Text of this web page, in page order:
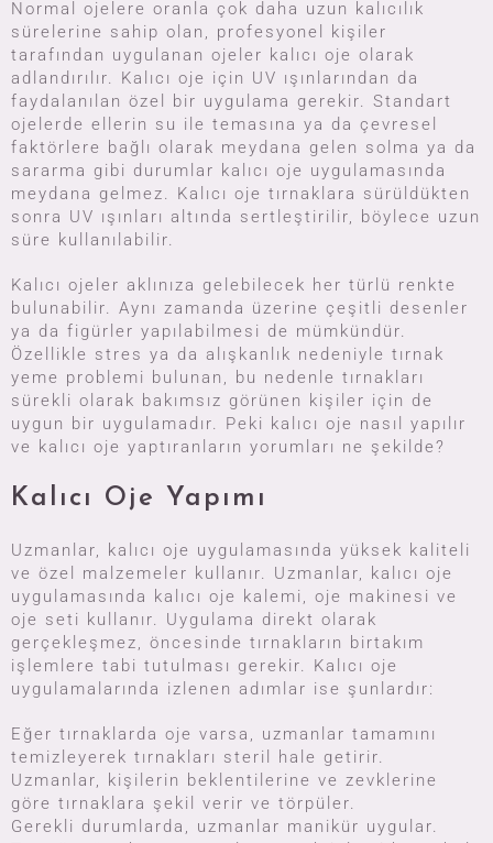
Normal ojelere oranla çok daha uzun kalıcılık
sürelerine sahip olan, profesyonel kişiler
tarafından uygulanan ojeler kalıcı oje olarak
adlandırılır. Kalıcı oje için UV ışınlarından da
faydalanılan özel bir uygulama gerekir. Standart
ojelerde ellerin su ile temasına ya da çevresel
faktörlere bağlı olarak meydana gelen solma ya da
sararma gibi durumlar kalıcı oje uygulamasında
meydana gelmez. Kalıcı oje tırnaklara sürüldükten
sonra UV ışınları altında sertleştirilir, böylece uzun
süre kullanılabilir.
Kalıcı ojeler aklınıza gelebilecek her türlü renkte
bulunabilir. Aynı zamanda üzerine çeşitli desenler
ya da figürler yapılabilmesi de mümkündür.
Özellikle stres ya da alışkanlık nedeniyle tırnak
yeme problemi bulunan, bu nedenle tırnakları
sürekli olarak bakımsız görünen kişiler için de
uygun bir uygulamadır. Peki kalıcı oje nasıl yapılır
ve kalıcı oje yaptıranların yorumları ne şekilde?
Kalıcı Oje Yapımı
Uzmanlar, kalıcı oje uygulamasında yüksek kaliteli
ve özel malzemeler kullanır. Uzmanlar, kalıcı oje
uygulamasında kalıcı oje kalemi, oje makinesi ve
oje seti kullanır. Uygulama direkt olarak
gerçekleşmez, öncesinde tırnakların birtakım
işlemlere tabi tutulması gerekir. Kalıcı oje
uygulamalarında izlenen adımlar ise şunlardır:
Eğer tırnaklarda oje varsa, uzmanlar tamamını
temizleyerek tırnakları steril hale getirir.
Uzmanlar, kişilerin beklentilerine ve zevklerine
göre tırnaklara şekil verir ve törpüler.
Gerekli durumlarda, uzmanlar manikür uygular.